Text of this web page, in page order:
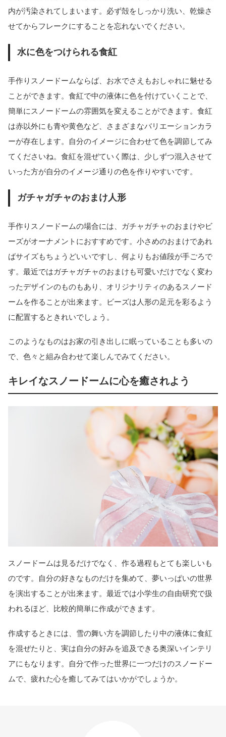
内が汚染されてしまいます。必ず殻をしっかり洗い、乾燥さ
せてからフレークにすることを忘れないでください。
水に色をつけられる食紅
手作りスノードームならば、お水でさえもおしゃれに魅せる
ことができます。食紅で中の液体に色を付けていくことで、
簡単にスノードームの雰囲気を変えることができます。食紅
は赤以外にも青や黄色など、さまざまなバリエーションカラ
ーが存在します。自分のイメージに合わせて色を調節してみ
てくださいね。食紅を混ぜていく際は、少しずつ混入させて
いった方が自分のイメージ通りの色を作りやすいです。
ガチャガチャのおまけ人形
手作りスノードームの場合には、ガチャガチャのおまけやビ
ーズがオーナメントにおすすめです。小さめのおまけであれ
ばサイズもちょうどいいですし、何よりもお値段が手ごろで
す。最近ではガチャガチャのおまけも可愛いだけでなく変わ
ったデザインのものもあり、オリジナリティのあるスノード
ームを作ることが出来ます。ビーズは人形の足元を彩るよう
に配置するときれいでしょう。
このようなものはお家の引き出しに眠っていることも多いの
で、色々と組み合わせて楽しんでみてください。
キレイなスノードームに心を癒されよう
スノードームは見るだけでなく、作る過程もとても楽しいも
のです。自分の好きなものだけを集めて、夢いっぱいの世界
を演出することが出来ます。最近では小学生の自由研究で扱
われるほど、比較的簡単に作成ができます。
作成するときには、雪の舞い方を調節したり中の液体に食紅
を混ぜたりと、実は自分の好みを追及できる奥深いインテリ
アにもなります。自分で作った世界に一つだけのスノードー
ムで、疲れた心を癒してみてはいかがでしょうか。